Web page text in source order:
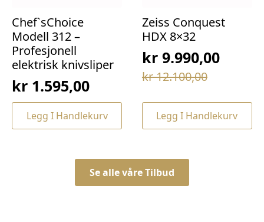
Chef`sChoice
Modell 312 –
Profesjonell
elektrisk knivsliper
kr 1.595,00
Legg I Handlekurv
Zeiss Conquest
HDX 8×32
kr12.100,00
Opprinnelig
var:
kr 12.100,00.
kr9.990,00
Nåværende
er:
kr 9.990,00.
Legg I Handlekurv
Se alle våre Tilbud